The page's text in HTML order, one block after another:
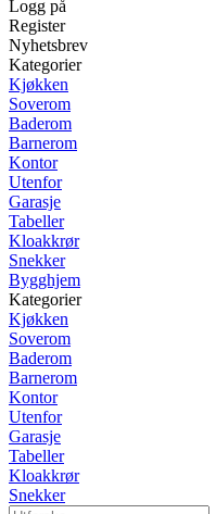
Logg på
Register
Nyhetsbrev
Kategorier
Kjøkken
Soverom
Baderom
Barnerom
Kontor
Utenfor
Garasje
Tabeller
Kloakkrør
Snekker
Bygghjem
Kategorier
Kjøkken
Soverom
Baderom
Barnerom
Kontor
Utenfor
Garasje
Tabeller
Kloakkrør
Snekker